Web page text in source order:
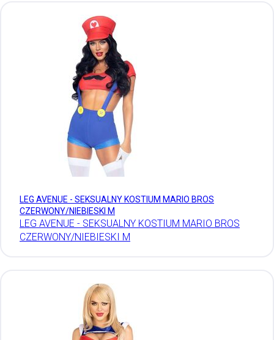
LEG AVENUE - SEKSUALNY KOSTIUM MARIO BROS
CZERWONY/NIEBIESKI M
LEG AVENUE - SEKSUALNY KOSTIUM MARIO BROS
CZERWONY/NIEBIESKI M